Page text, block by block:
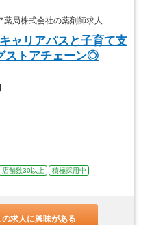
局株式会社の薬剤師求人
ャリアパスと子育て支
ストアチェーン◎
店舗数30以上
積極採用中
の求人に興味がある